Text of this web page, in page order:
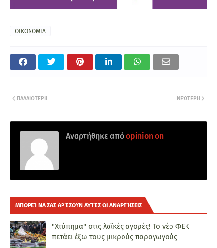
ΟΙΚΟΝΟΜΙΑ
ΝΕΌΤΕΡΗ
ΠΑΛΑΙΌΤΕΡΗ
Αναρτήθηκε από opinion on
ΜΠΟΡΕΊ ΝΑ ΣΑΣ ΑΡΈΣΟΥΝ ΑΥΤΈΣ ΟΙ ΑΝΑΡΤΉΣΕΙΣ
"Χτύπημα" στις λαϊκές αγορές! Το νέο ΦΕΚ
πετάει έξω τους μικρούς παραγωγούς